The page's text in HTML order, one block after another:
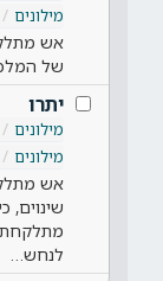
מילונים
אש
של
יתרו
מילונים
מילונים
אש
שינוים,
לנחש…